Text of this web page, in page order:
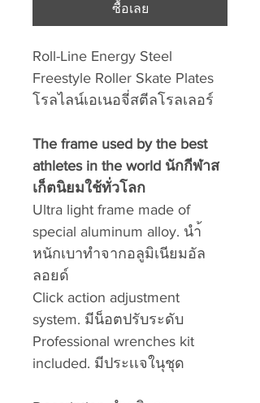
ซื้อเลย
Roll-Line Energy Steel
Freestyle Roller Skate Plates
โรลไลน์เอเนอจี่สตีลโรลเลอร์
The frame used by the best
athletes in the world นักกีฬาส
เก็ตนิยมใช้ทั่วโลก
Ultra light frame made of
special aluminum alloy. นำ้
หนักเบาทำจากอลูมิเนียมอัล
ลอยด์
Click action adjustment
system. มีน็อตปรับระดับ
Professional wrenches kit
included. มีประเเจในุชุด